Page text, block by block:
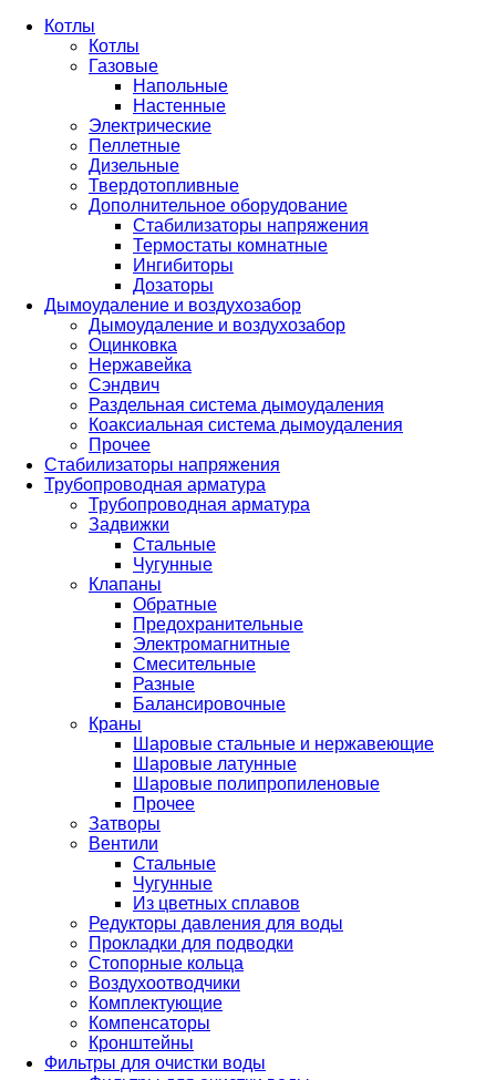
Котлы
Котлы
Газовые
Напольные
Настенные
Электрические
Пеллетные
Дизельные
Твердотопливные
Дополнительное оборудование
Стабилизаторы напряжения
Термостаты комнатные
Ингибиторы
Дозаторы
Дымоудаление и воздухозабор
Дымоудаление и воздухозабор
Оцинковка
Нержавейка
Сэндвич
Раздельная система дымоудаления
Коаксиальная система дымоудаления
Прочее
Стабилизаторы напряжения
Трубопроводная арматура
Трубопроводная арматура
Задвижки
Стальные
Чугунные
Клапаны
Обратные
Предохранительные
Электромагнитные
Смесительные
Разные
Балансировочные
Краны
Шаровые стальные и нержавеющие
Шаровые латунные
Шаровые полипропиленовые
Прочее
Затворы
Вентили
Стальные
Чугунные
Из цветных сплавов
Редукторы давления для воды
Прокладки для подводки
Стопорные кольца
Воздухоотводчики
Комплектующие
Компенсаторы
Кронштейны
Фильтры для очистки воды